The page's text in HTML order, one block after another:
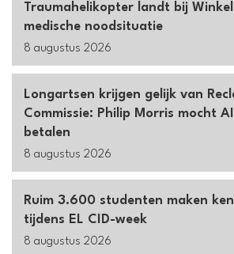
Traumahelikopter landt bij
medische noodsituatie
8 augustus 2026
Longartsen krijgen gelijk van
Commissie: Philip Morris mocht
betalen
8 augustus 2026
Ruim 3.600 studenten maken
tijdens EL CID-week
8 augustus 2026